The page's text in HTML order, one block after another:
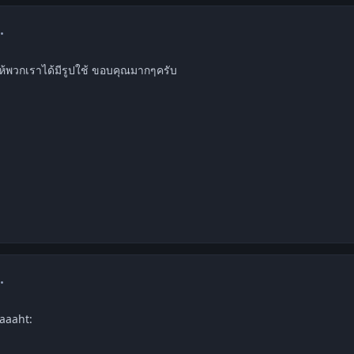
วกเราได้มีรูปใช้ ขอบคุณมากๆครับ